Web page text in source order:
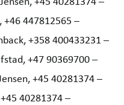
+46 447812565 –
+358 400433231 –
+47 90369700 –
+45 40281374 –
40281374 –